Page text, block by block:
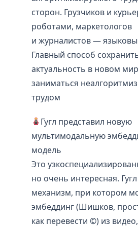
сторон. Грузчиков и
роботами, маркетологов
и журналистов —
Главный способ
актуальность в новом
заниматься
трудом
Гугл представил новую
мультимодальную
модель
Это
но очень интересная.
механизм, при котором
эмбеддинг (Шишков,
как перевести ©) из